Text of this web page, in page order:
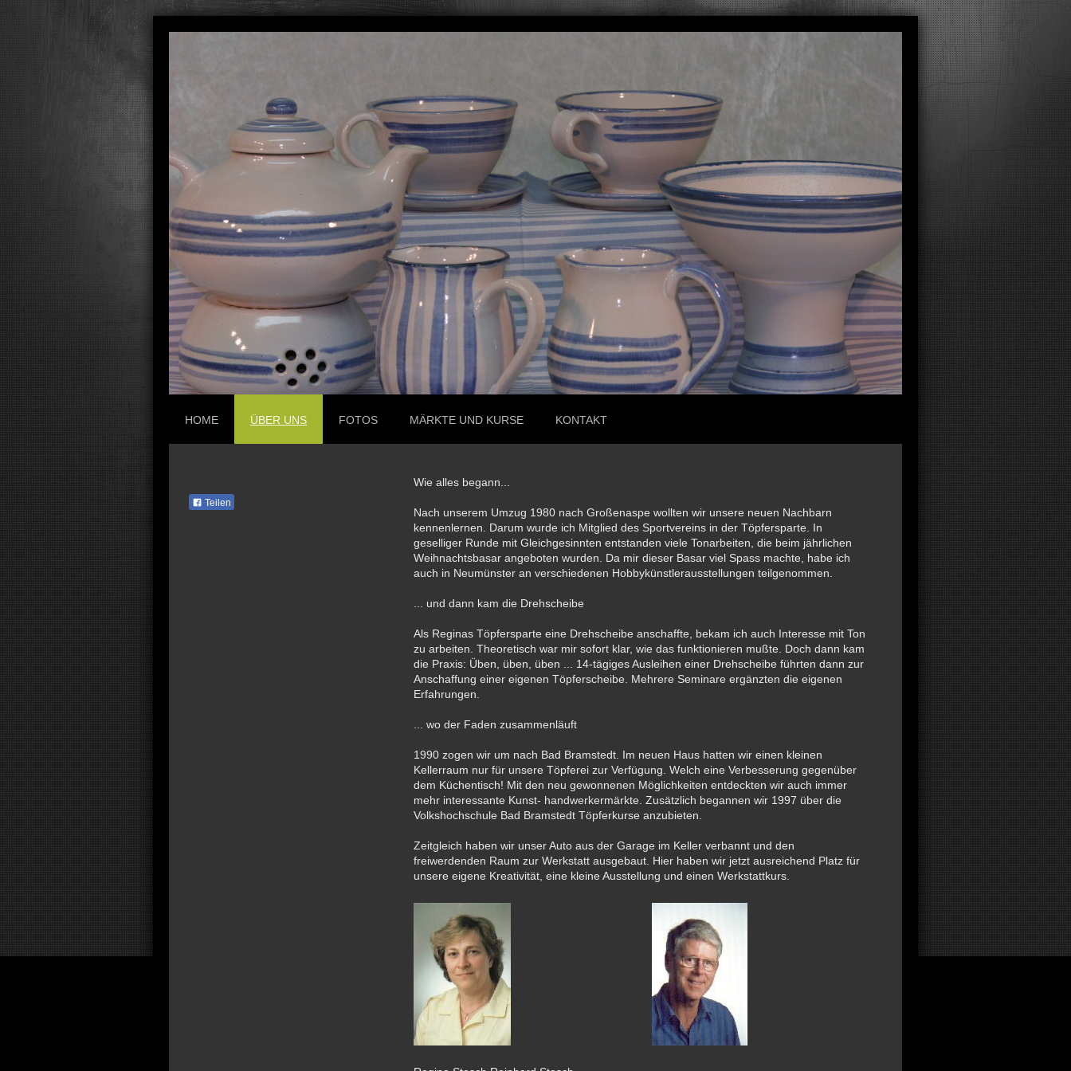
HOME ÜBER UNS FOTOS MÄRKTE UND KURSE KONTAKT
Wie alles begann...
Nach unserem Umzug 1980 nach Großenaspe wollten wir unsere neuen Nachbarn
kennenlernen. Darum wurde ich Mitglied des Sportvereins in der Töpfersparte. In
geselliger Runde mit Gleichgesinnten entstanden viele Tonarbeiten, die beim jährlichen
Weihnachtsbasar angeboten wurden. Da mir dieser Basar viel Spass machte, habe ich
auch in Neumünster an verschiedenen Hobbykünstlerausstellungen teilgenommen.
... und dann kam die Drehscheibe
Als Reginas Töpfersparte eine Drehscheibe anschaffte, bekam ich auch Interesse mit Ton
zu arbeiten. Theoretisch war mir sofort klar, wie das funktionieren mußte. Doch dann kam
die Praxis: Üben, üben, üben ... 14-tägiges Ausleihen einer Drehscheibe führten dann zur
Anschaffung einer eigenen Töpferscheibe. Mehrere Seminare ergänzten die eigenen
Erfahrungen.
... wo der Faden zusammenläuft
1990 zogen wir um nach Bad Bramstedt. Im neuen Haus hatten wir einen kleinen
Kellerraum nur für unsere Töpferei zur Verfügung. Welch eine Verbesserung gegenüber
dem Küchentisch! Mit den neu gewonnenen Möglichkeiten entdeckten wir auch immer
mehr interessante Kunst- handwerkermärkte. Zusätzlich begannen wir 1997 über die
Volkshochschule Bad Bramstedt Töpferkurse anzubieten.
Zeitgleich haben wir unser Auto aus der Garage im Keller verbannt und den
freiwerdenden Raum zur Werkstatt ausgebaut. Hier haben wir jetzt ausreichend Platz für
unsere eigene Kreativität, eine kleine Ausstellung und einen Werkstattkurs.
Teilen